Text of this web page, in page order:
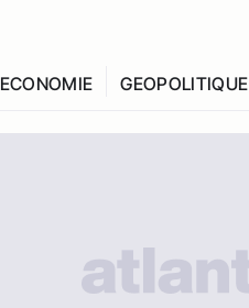
ECONOMIE GEOPOLITIQUE